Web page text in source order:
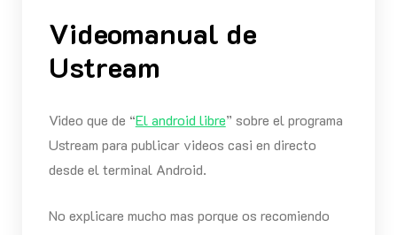
Videomanual de
Ustream
Video que de “El android libre” sobre el programa
Ustream para publicar videos casi en directo
desde el terminal Android.
No explicare mucho mas porque os recomiendo